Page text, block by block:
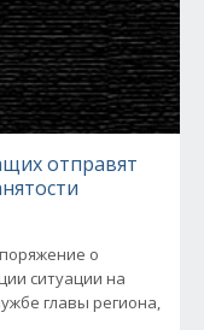
отправят
о
ситуации на
главы региона,